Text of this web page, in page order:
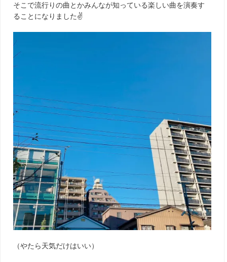
そこで流行りの曲とかみんなが知っている楽しい曲を演奏す
ることになりました✌
（やたら天気だけはいい）